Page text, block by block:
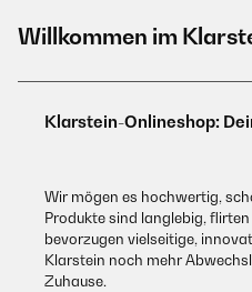
Willkommen im
Wir mögen es hochwertig,
Produkte sind langlebig,
bevorzugen vielseitige,
Klarstein noch mehr
Zuhause.